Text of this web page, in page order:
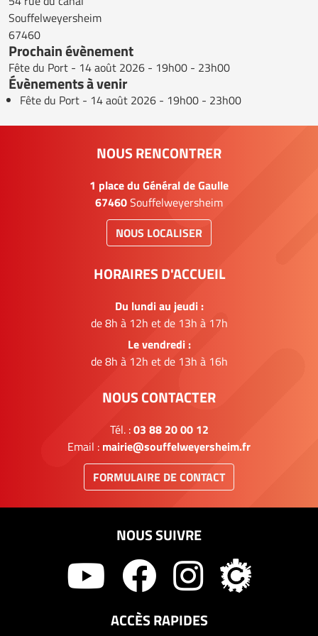
Souffelweyersheim
67460
Prochain évènement
Fête du Port - 14 août 2026 - 19h00 - 23h00
Évènements à venir
Fête du Port - 14 août 2026 - 19h00 - 23h00
NOUS RENCONTRER
1 place du Général de Gaulle
67460Souffelweyersheim
NOUS LOCALISER
HORAIRES D'ACCUEIL
Du lundi au jeudi :
de 8h à 12h et de 13h à 17h
Le vendredi :
de 8h à 12h et de 13h à 16h
NOUS CONTACTER
Tél. :03 88 20 00 12
Email : mairie@souffelweyersheim.fr
FORMULAIRE DE CONTACT
NOUS SUIVRE
ACCÈS RAPIDES